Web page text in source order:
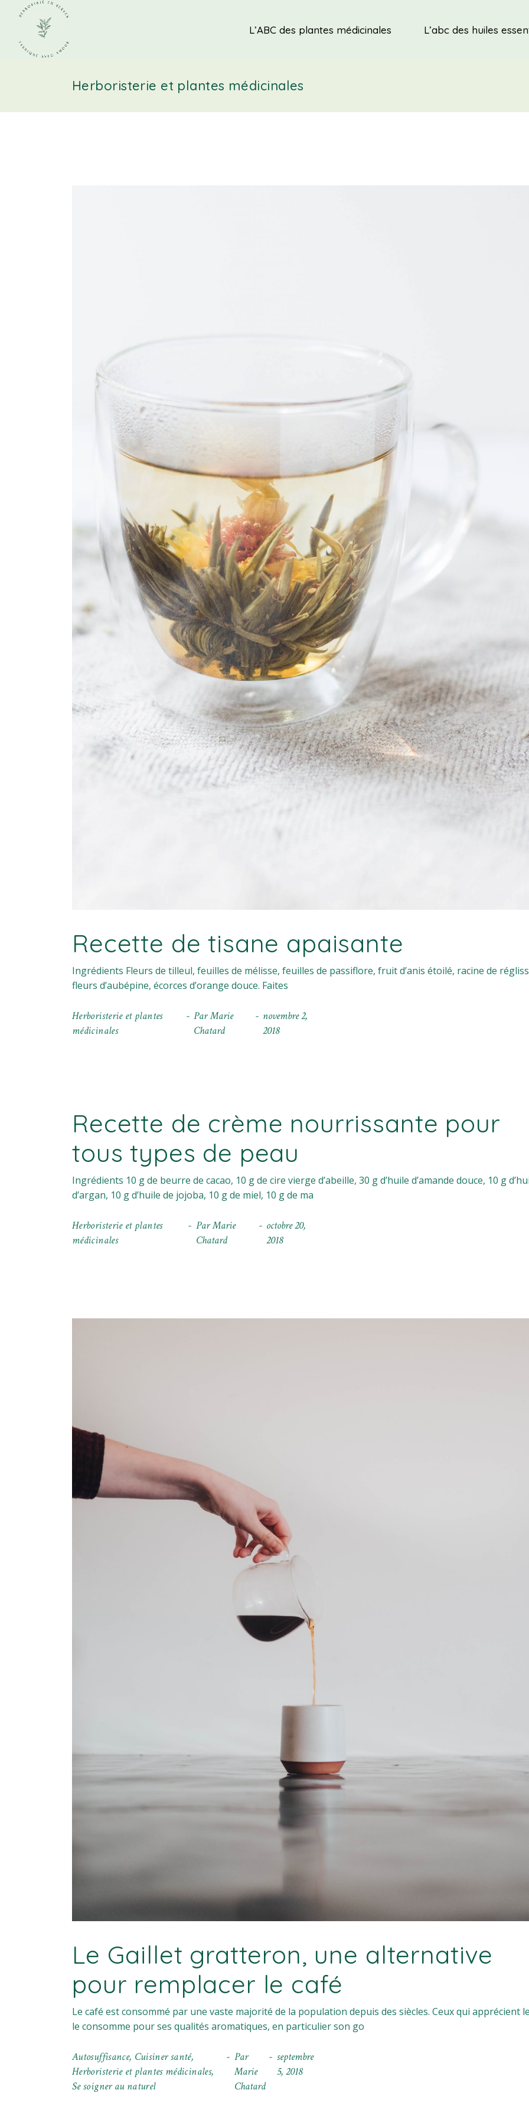
L’ABC des plantes médicinales L’abc des huiles
Herboristerie et plantes médicinales
Recette de tisane apaisante
Ingrédients Fleurs de tilleul, feuilles de mélisse, feuilles de passiflore, fruit d’anis étoilé, racine de
fleurs d’aubépine, écorces d’orange douce. Faites
Herboristerie et plantes
médicinales
ParMarie
Chatard
novembre 2,
2018
Recette de crème nourrissante pour
tous types de peau
Ingrédients 10 g de beurre de cacao, 10 g de cire vierge d’abeille, 30 g d’huile d’amande douce, 10 g
d’argan, 10 g d’huile de jojoba, 10 g de miel, 10 g de ma
Herboristerie et plantes
médicinales
ParMarie
Chatard
octobre 20,
2018
Le Gaillet gratteron, une alternative
pour remplacer le café
Le café est consommé par une vaste majorité de la population depuis des siècles. Ceux qui apprécient
le consomme pour ses qualités aromatiques, en particulier son go
Autosuffisance, Cuisiner santé,
Herboristerie et plantes médicinales,
Se soigner au naturel
Par
Marie
Chatard
septembre
5, 2018